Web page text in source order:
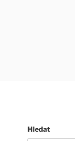
Hledat